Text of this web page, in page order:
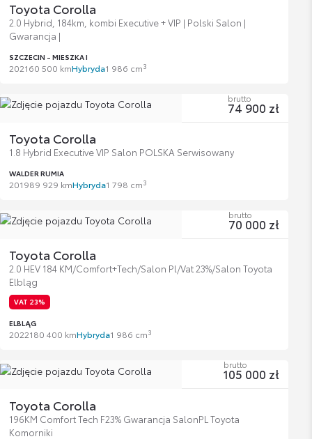
Toyota Corolla
2.0 Hybrid, 184km, kombi Executive + VIP | Polski Salon |
Gwarancja |
SZCZECIN - MIESZKA I
202160 500 kmHybryda1 986 cm3
Toyota Corolla
1.8 Hybrid Executive VIP Salon POLSKA Serwisowany
WALDER RUMIA
201989 929 kmHybryda1 798 cm3
brutto
74 900 zł
Toyota Corolla
2.0 HEV 184 KM/Comfort+Tech/Salon Pl/Vat 23%/Salon Toyota
Elbląg
VAT 23%
ELBLĄG
2022180 400 kmHybryda1 986 cm3
brutto
70 000 zł
Toyota Corolla
196KM Comfort Tech F23% Gwarancja SalonPL Toyota
Komorniki
brutto
105 000 zł